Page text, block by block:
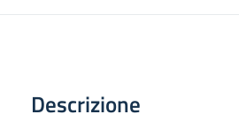
Descrizione